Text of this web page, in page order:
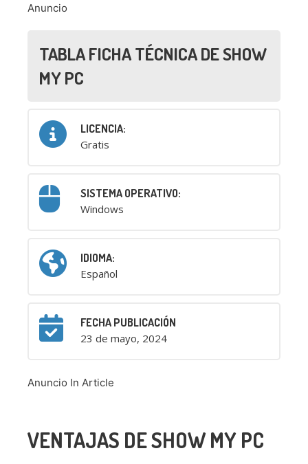
Anuncio
TABLA FICHA TÉCNICA DE SHOW
MY PC
LICENCIA:
Gratis
SISTEMA OPERATIVO:
Windows
IDIOMA:
Español
FECHA PUBLICACIÓN
23 de mayo, 2024
Anuncio In Article
VENTAJAS DE SHOW MY PC